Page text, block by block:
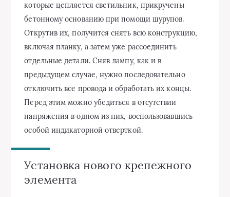
которые цепляется светильник, прикручены
бетонному основанию при помощи шурупов.
Открутив их, получится снять всю конструкцию,
включая планку, а затем уже рассоединить
отдельные детали. Сняв лампу, как и в
предыдущем случае, нужно последовательно
отключить все провода и обработать их концы.
Перед этим можно убедиться в отсутствии
напряжения в одном из них, воспользовавшись
особой индикаторной отверткой.
Установка нового крепежного
элемента